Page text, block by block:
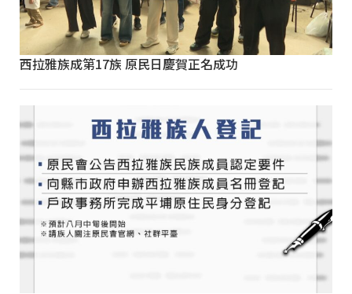
西拉雅族成第17族 原民日慶賀正名成功